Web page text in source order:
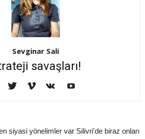
Sevginar Sali
savaşları!
siyasi yönelimler var Silivri'de biraz onları